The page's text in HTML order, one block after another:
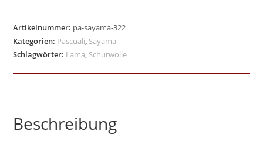
Artikelnummer: pa-sayama-322
Kategorien: Pascuali, Sayama
Schlagwörter: Lama, Schurwolle
Beschreibung